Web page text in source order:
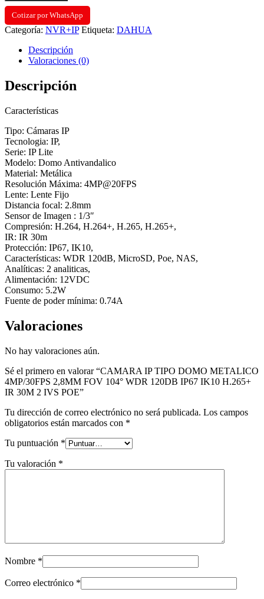
Cotizar por WhatsApp
Categoría: NVR+IP Etiqueta: DAHUA
Descripción
Valoraciones (0)
Descripción
Características
Tipo: Cámaras IP
Tecnologia: IP,
Serie: IP Lite
Modelo: Domo Antivandalico
Material: Metálica
Resolución Máxima: 4MP@20FPS
Lente: Lente Fijo
Distancia focal: 2.8mm
Sensor de Imagen : 1/3″
Compresión: H.264, H.264+, H.265, H.265+,
IR: IR 30m
Protección: IP67, IK10,
Características: WDR 120dB, MicroSD, Poe, NAS,
Analíticas: 2 analiticas,
Alimentación: 12VDC
Consumo: 5.2W
Fuente de poder mínima: 0.74A
Valoraciones
No hay valoraciones aún.
Sé el primero en valorar “CAMARA IP TIPO DOMO METALICO
4MP/30FPS 2,8MM FOV 104° WDR 120DB IP67 IK10 H.265+
IR 30M 2 IVS POE”
Tu dirección de correo electrónico no será publicada. Los campos
obligatorios están marcados con *
Tu puntuación *
Tu valoración *
Nombre *
Correo electrónico *